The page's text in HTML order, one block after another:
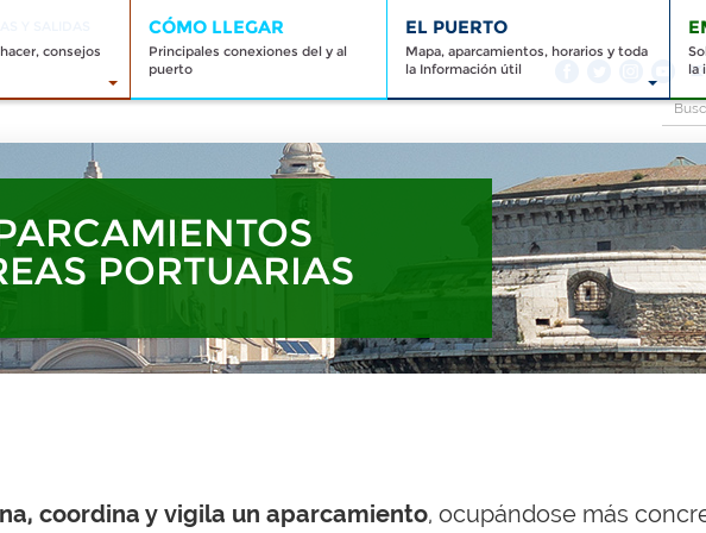
Y SALIDAS
consejos
CÓMO LLEGAR
Principales conexiones del y al
puerto
EL PUERTO
Mapa, aparcamientos, horarios y toda
la Información útil
la
PORTUARIAS
coordina y vigila un aparcamiento, ocupándose más